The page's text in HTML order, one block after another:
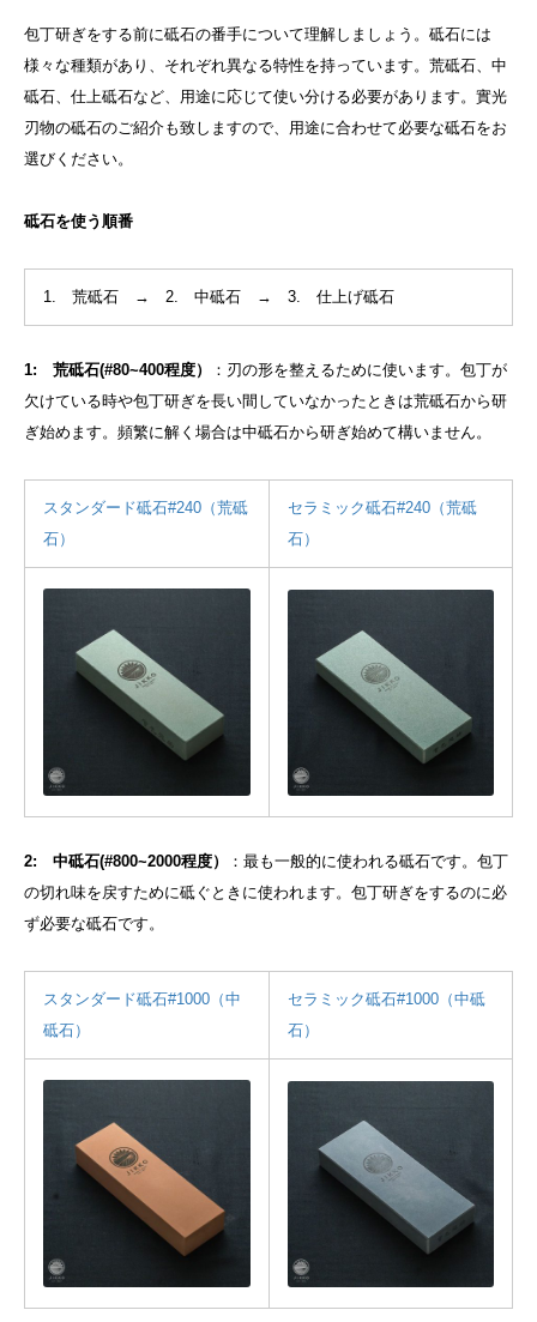
包丁研ぎをする前に砥石の番手について理解しましょう。砥石には
様々な種類があり、それぞれ異なる特性を持っています。荒砥石、中
砥石、仕上砥石など、用途に応じて使い分ける必要があります。 實光
刃物の砥石のご紹介も致しますので、用途に合わせて必要な砥石をお
選びください。
砥石を使う順番
1. 荒砥石 → 2. 中砥石 → 3. 仕上げ砥石
1: 荒砥石(#80~400程度）
：刃の形を整えるために使います。包丁が
欠けている時や包丁研ぎを長い間していなかったときは荒砥石から研
ぎ始めます。頻繁に解く場合は中砥石から研ぎ始めて構いません。
スタンダード砥石#240（荒砥
石）
セラミック砥石#240（荒砥
石）
2: 中砥石(#800~2000程度）
：最も一般的に使われる砥石です。包丁
の切れ味を戻すために砥ぐときに使われます。包丁研ぎをするのに必
ず必要な砥石です。
スタンダード砥石#1000（中
砥石）
セラミック砥石#1000（中砥
石）